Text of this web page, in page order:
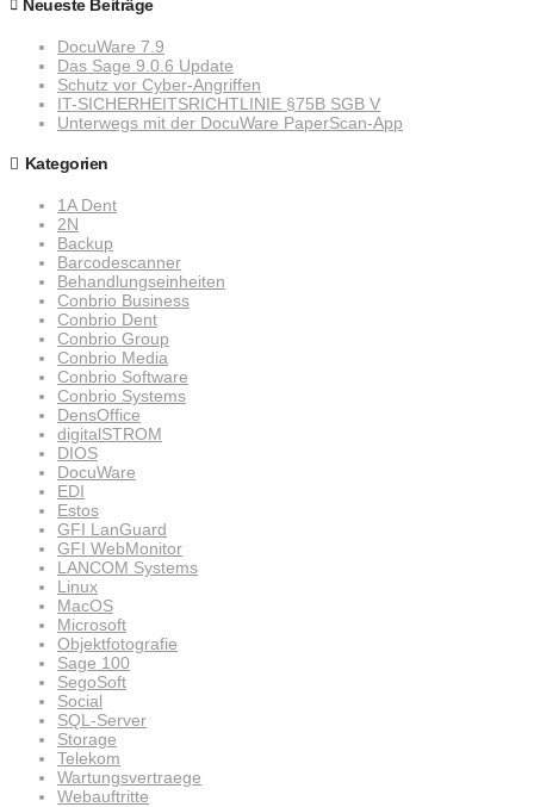
Neueste Beiträge
DocuWare 7.9
Das Sage 9.0.6 Update
Schutz vor Cyber-Angriffen
IT-SICHERHEITSRICHTLINIE §75B SGB V
Unterwegs mit der DocuWare PaperScan-App
Kategorien
1A Dent
2N
Backup
Barcodescanner
Behandlungseinheiten
Conbrio Business
Conbrio Dent
Conbrio Group
Conbrio Media
Conbrio Software
Conbrio Systems
DensOffice
digitalSTROM
DIOS
DocuWare
EDI
Estos
GFI LanGuard
GFI WebMonitor
LANCOM Systems
Linux
MacOS
Microsoft
Objektfotografie
Sage 100
SegoSoft
Social
SQL-Server
Storage
Telekom
Wartungsvertraege
Webauftritte